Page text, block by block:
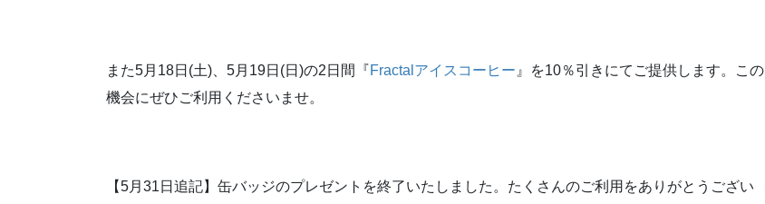
また5月18日(土)、5月19日(日)の2日間『Fractalアイスコーヒー 』を10％引きにてご提供します。この
機会にぜひご利用くださいませ。
【5月31日追記】缶バッジのプレゼントを終了いたしました。たくさんのご利用をありがとうござい